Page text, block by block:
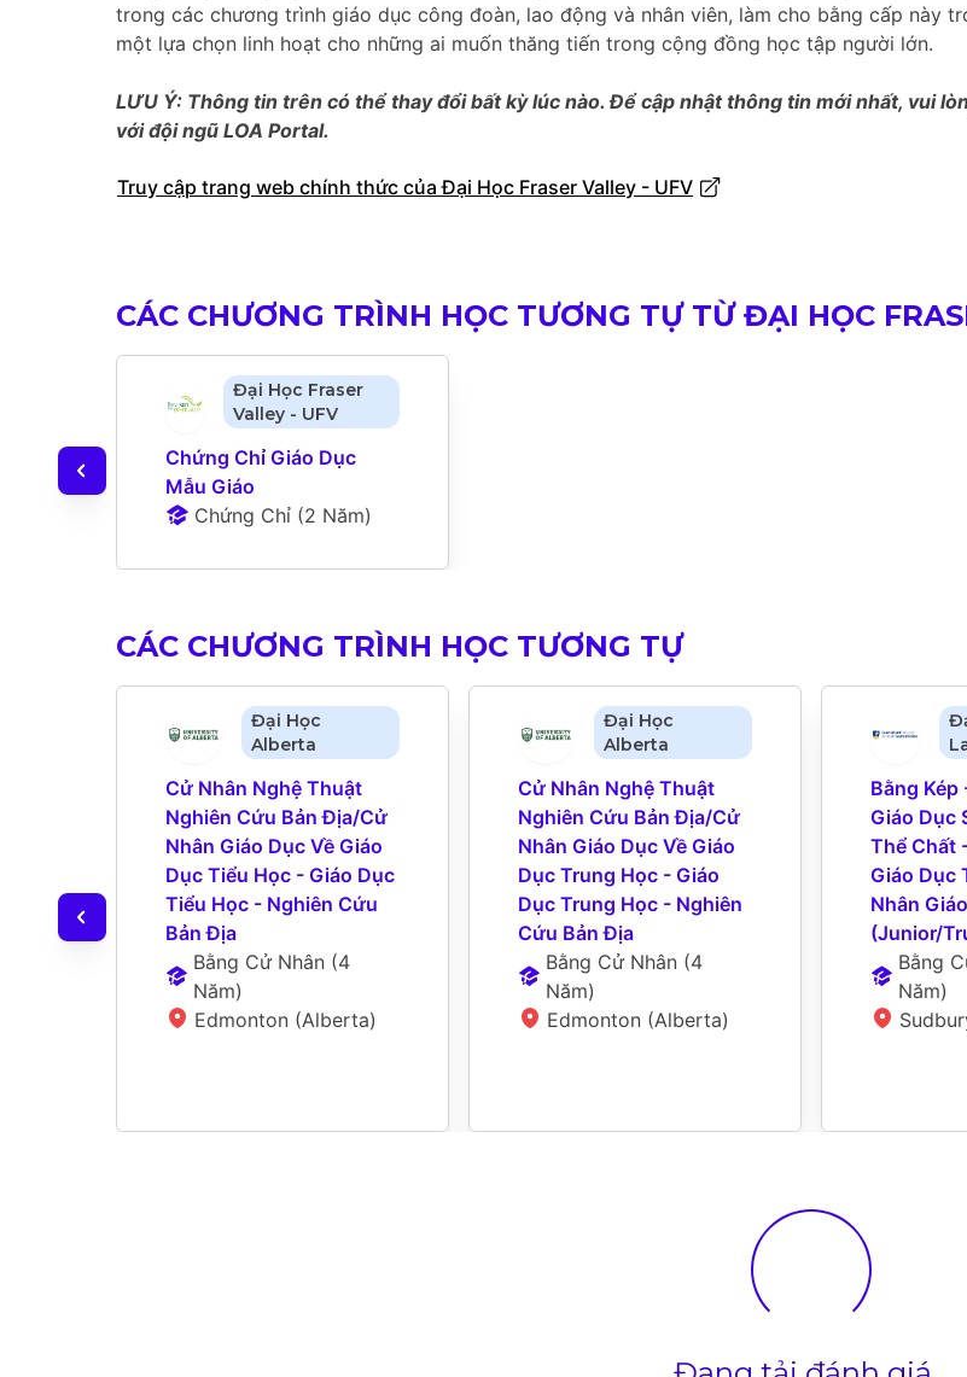
trong các chương trình giáo dục công đoàn, lao động và nhân viên, làm cho bằng cấp này
một lựa chọn linh hoạt cho những ai muốn thăng tiến trong cộng đồng học tập người lớn.
LƯU Ý: Thông tin trên có thể thay đổi bất kỳ lúc nào. Để cập nhật thông tin mới nhất, vui
với đội ngũ LOA Portal.
Truy cập trang web chính thức của Đại Học Fraser Valley - UFV
CÁC CHƯƠNG TRÌNH HỌC TƯƠNG TỰ TỪ ĐẠI HỌC
Đại Học Fraser
Valley - UFV
Chứng Chỉ Giáo Dục
Mẫu Giáo
Chứng Chỉ (2 Năm)
CÁC CHƯƠNG TRÌNH HỌC TƯƠNG TỰ
Đại Học
Alberta
Cử Nhân Nghệ Thuật
Nghiên Cứu Bản Địa/Cử
Nhân Giáo Dục Về Giáo
Dục Tiểu Học - Giáo Dục
Tiểu Học - Nghiên Cứu
Bản Địa
Bằng Cử Nhân (4
Năm)
Edmonton (Alberta)
Đại Học
Alberta
Cử Nhân Nghệ Thuật
Nghiên Cứu Bản Địa/Cử
Nhân Giáo Dục Về Giáo
Dục Trung Học - Giáo
Dục Trung Học - Nghiên
Cứu Bản Địa
Bằng Cử Nhân (4
Năm)
Edmonton (Alberta)
Bằng Kép
Giáo Dục
Thể Chất
Giáo Dục
Nhân
(Junior/
Bằng
Năm)